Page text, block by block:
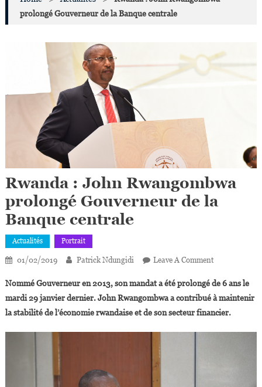
prolongé Gouverneur de la Banque centrale
Rwanda : John Rwangombwa
prolongé Gouverneur de la
Banque centrale
Actualités Portrait
01/02/2019 Patrick Ndungidi Leave A CommentOn
John
Rwangombwa
Prolongé
Nommé Gouverneur en 2013, son mandat a été prolongé de 6 ans le
mardi 29 janvier dernier. John Rwangombwa a contribué à maintenir
la stabilité de l’économie rwandaise et de son secteur financier.